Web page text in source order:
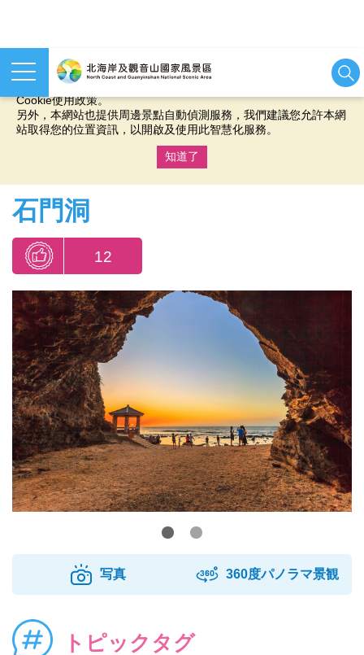
本網站使用cookies等相關技術以持續優化網站服務，並有助於為
您提供更佳的體驗，當您繼續使用本網站即表示您同意我們的
Cookie使用政策。
另外，本網站也提供周邊景點自動偵測服務，我們建議您允許本網
站取得您的位置資訊，以開啟及使用此智慧化服務。
知道了
石門洞
12
写真 360度パノラマ景観
トピックタグ